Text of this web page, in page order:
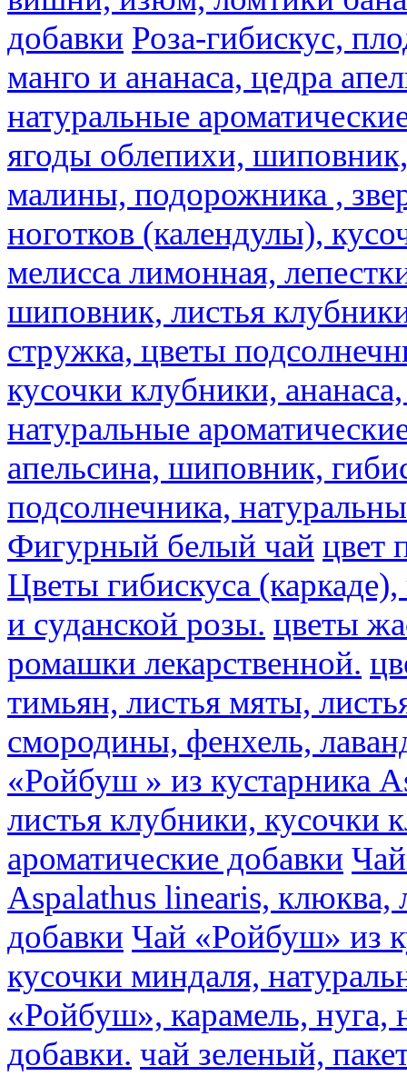
добавки Роза-гибискус,
манго и ананаса, цедра
натуральные
ягоды облепихи,
малины, подорожника ,
ноготков (календулы),
мелисса лимонная,
шиповник, листья
стружка, цветы
кусочки клубники,
натуральные
апельсина, шиповник,
подсолнечника,
Фигурный белый чай цвет
Цветы гибискуса
и суданской розы. цветы
ромашки лекарственной.
тимьян, листья мяты,
смородины, фенхель,
«Ройбуш » из кустарника
листья клубники, кусочки
ароматические добавки
Aspalathus linearis, клюква,
добавки Чай «Ройбуш» из
кусочки миндаля,
«Ройбуш», карамель, нуга,
добавки. чай зеленый,